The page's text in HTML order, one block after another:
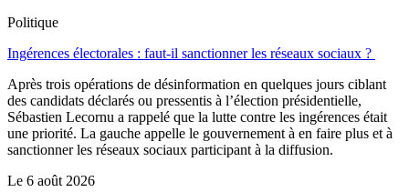
Politique
Ingérences électorales : faut-il sanctionner les réseaux sociaux ?
Après trois opérations de désinformation en quelques jours ciblant
des candidats déclarés ou pressentis à l’élection présidentielle,
Sébastien Lecornu a rappelé que la lutte contre les ingérences était
une priorité. La gauche appelle le gouvernement à en faire plus et à
sanctionner les réseaux sociaux participant à la diffusion.
Le 6 août 2026